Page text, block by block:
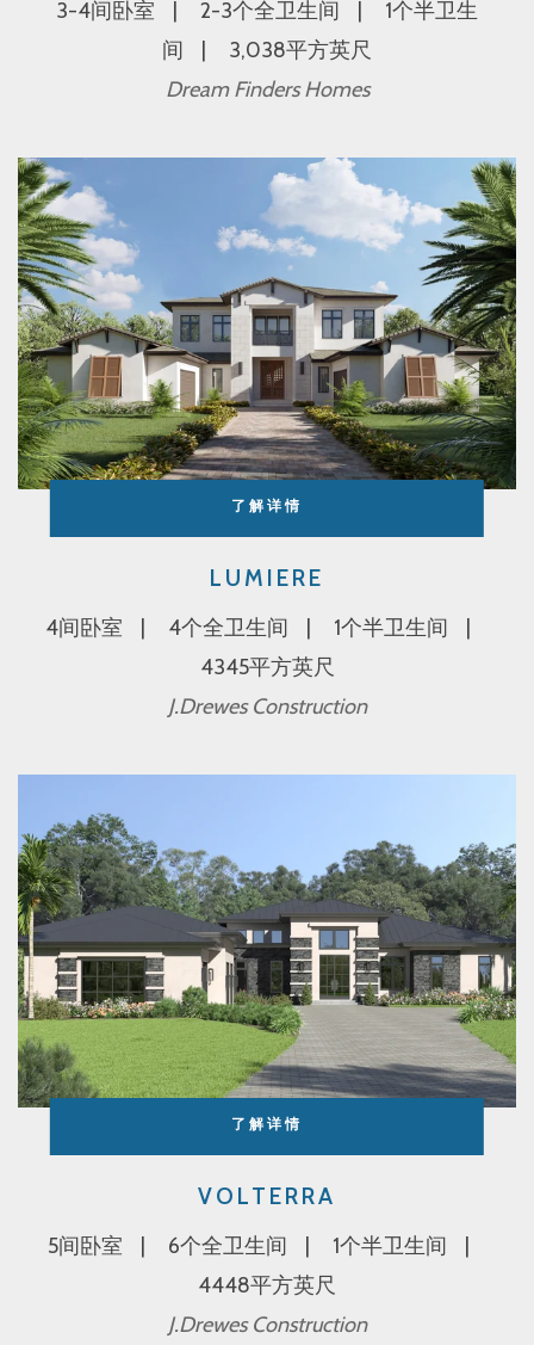
了解详情
VOLTERRA
5间卧室 6个全卫生间
1个半卫生间
4448平方英尺
J.Drewes Construction
了解详情
LUMIERE
4间卧室 4个全卫生间
1个半卫生间
4345平方英尺
J.Drewes Construction
3-4间卧室 2-3个全卫生间
1个半卫生
间
3,038平方英尺
Dream Finders Homes